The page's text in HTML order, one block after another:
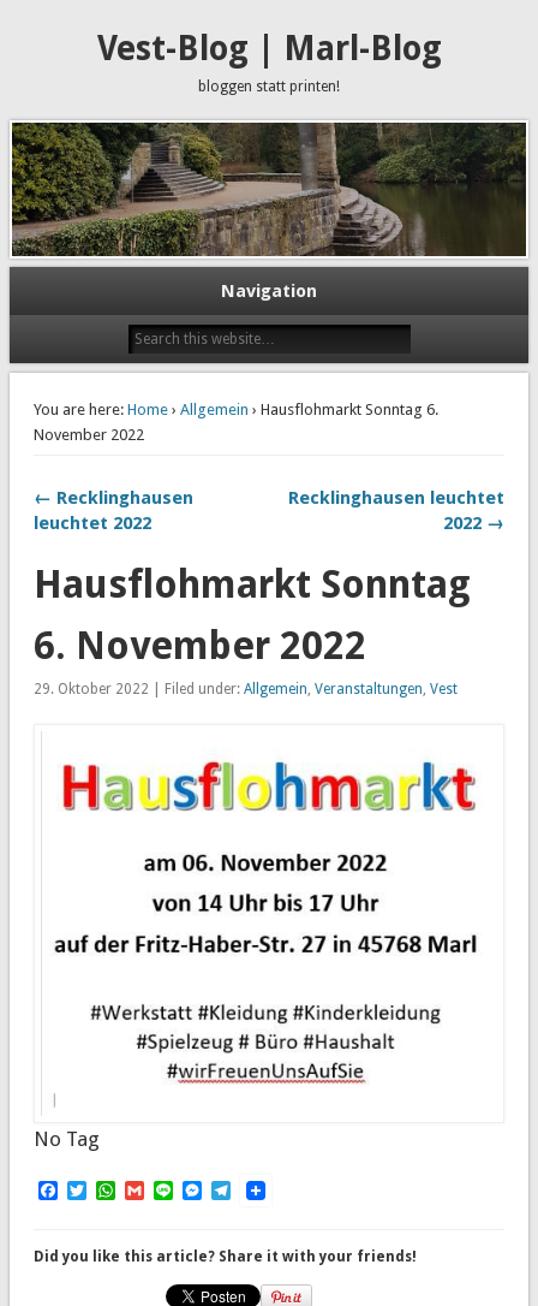
Vest-Blog | Marl-Blog
bloggen statt printen!
Navigation
You are here: Home› Allgemein › Hausflohmarkt Sonntag 6.
November 2022
← Recklinghausen
leuchtet 2022
Recklinghausen leuchtet
2022 →
Hausflohmarkt Sonntag
6. November 2022
29. Oktober 2022 | Filed under: Allgemein, Veranstaltungen, Vest
No Tag
Facebook
TwitterWhatsApp
Gmail
LineMessenger
Telegram
Did you like this article? Share it with your friends!